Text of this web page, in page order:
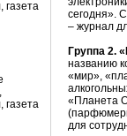
сегодня».
– журнал
Группа 2.
названию
«мир»,
«Планета
для